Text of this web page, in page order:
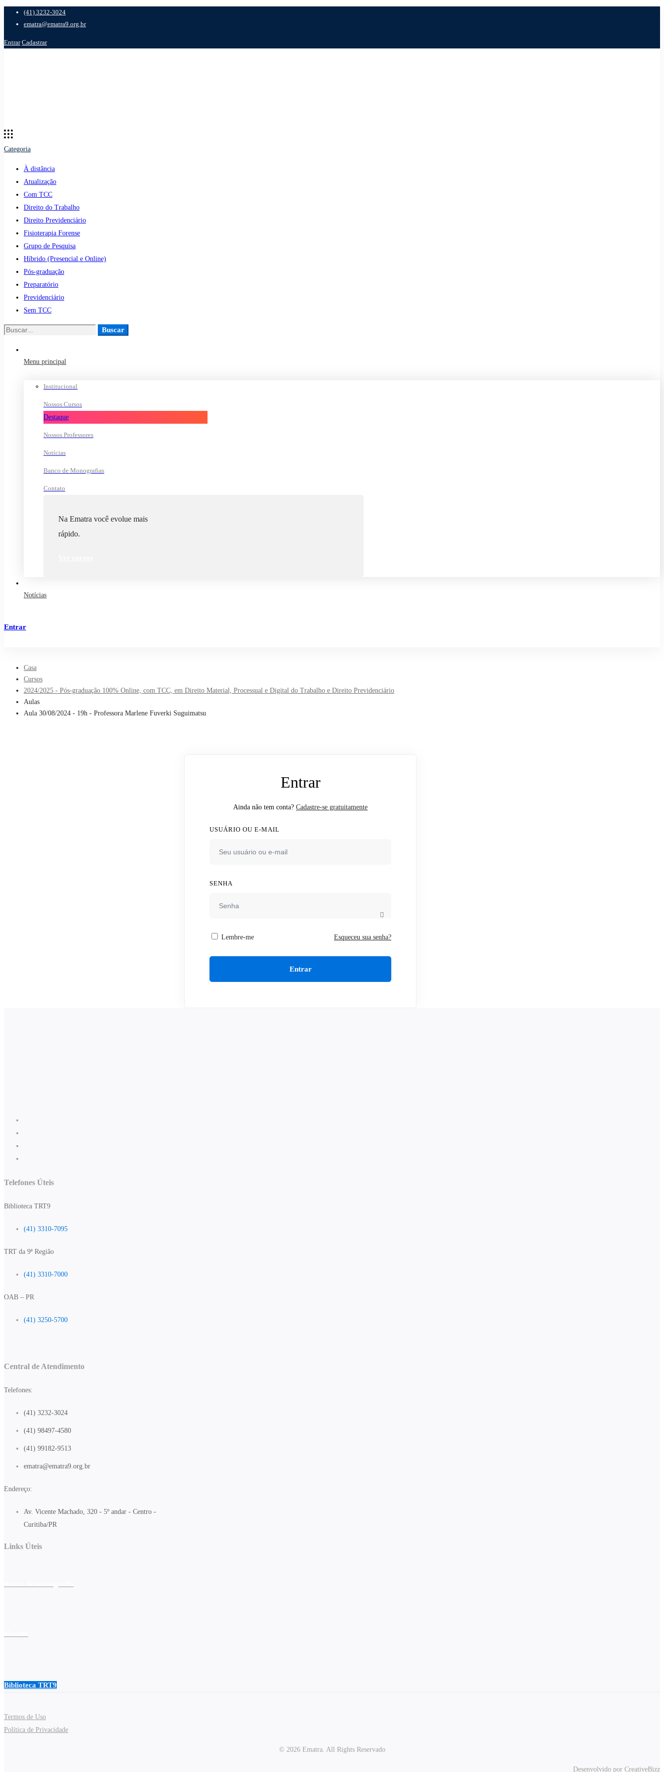
(41) 3232-3024
ematra@ematra9.org.br
Entrar Cadastrar
Categoria
À distância
Atualização
Com TCC
Direito do Trabalho
Direito Previdenciário
Fisioterapia Forense
Grupo de Pesquisa
Híbrido (Presencial e Online)
Pós-graduação
Preparatório
Previdenciário
Sem TCC
Buscar
Buscar
Menu principal
Institucional
Nossos Cursos
Destaque
Nossos Professores
Notícias
Banco de Monografias
Contato
Na Ematra você evolue mais
rápido.
Notícias
Entrar
Casa
Cursos
2024/2025 - Pós-graduação 100% Online, com TCC, em Direito Material, Processual e Digital do Trabalho e Direito Previdenciário
Aulas
Aula 30/08/2024 - 19h - Professora Marlene Fuverki Suguimatsu
Entrar
Ainda não tem conta? Cadastre-se gratuitamente
USUÁRIO OU E-MAIL
SENHA
Lembre-me Esqueceu sua senha?
Entrar
Telefones Úteis
Biblioteca TRT9
(41) 3310-7095
TRT da 9ª Região
(41) 3310-7000
OAB – PR
(41) 3250-5700
Central de Atendimento
Telefones:
(41) 3232-3024
(41) 98497-4580
(41) 99182-9513
ematra@ematra9.org.br
Endereço:
Av. Vicente Machado, 320 - 5º andar - Centro -
Curitiba/PR
Links Úteis
Biblioteca TRT9
Termos de Uso
Política de Privacidade
© 2026 Ematra. All Rights Reservado
Desenvolvido por CreativeBizz